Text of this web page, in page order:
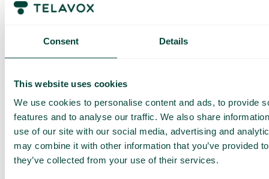
Consent Details
This website uses cookies
We use cookies to personalise content and ads, to provide
features and to analyse our traffic. We also share
use of our site with our social media, advertising and
may combine it with other information that you’ve provided
they’ve collected from your use of their services.
kundebase
Vi har nok en gang forlenget vårt samarbeid med Telia i
Sverige. Det...
Les mer